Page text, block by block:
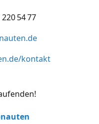
54 77
kontakt